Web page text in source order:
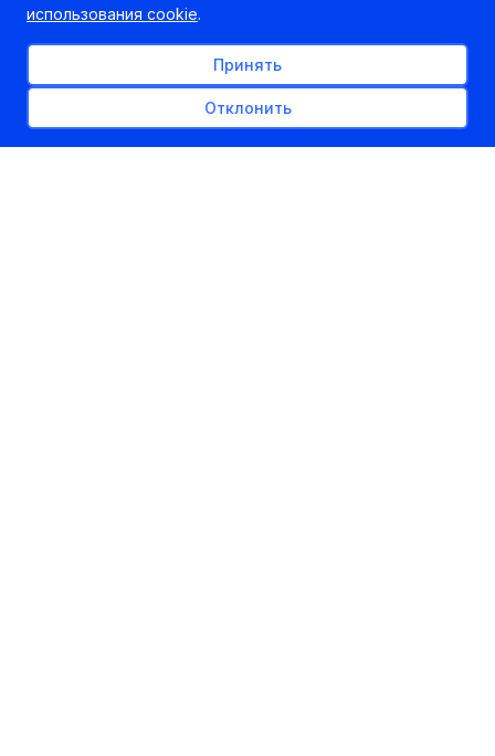
использования cookie.
Принять
Отклонить